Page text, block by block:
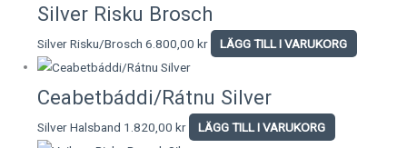
Silver Risku Brosch
Silver Risku/Brosch6.800,00kr LÄGG TILL I VARUKORG
Ceabetbáddi/Rátnu Silver
Silver Halsband 1.820,00kr LÄGG TILL I VARUKORG